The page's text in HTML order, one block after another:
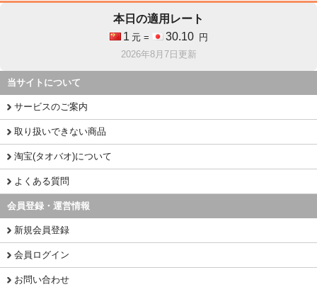
本日の適用レート
1 元 = 30.10
円
2026年8月7日更新
当サイトについて
サービスのご案内
取り扱いできない商品
淘宝(タオバオ)について
よくある質問
会員登録・運営情報
新規会員登録
会員ログイン
お問い合わせ